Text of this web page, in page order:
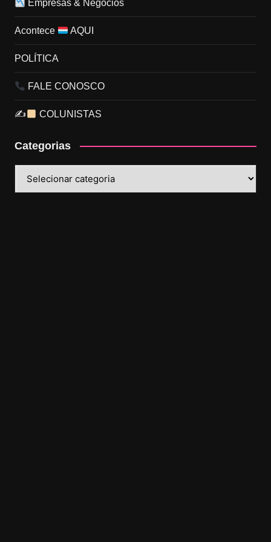
Empresas & Negócios
Acontece AQUI
POLÍTICA
FALE CONOSCO
✍ COLUNISTAS
Categorias